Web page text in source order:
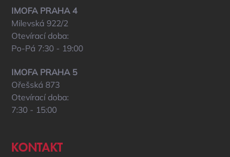
IMOFA PRAHA 4
Milevská 922/2
Otevírací doba:
Po-Pá 7:30 - 19:00
IMOFA PRAHA 5
Ořešská 873
Otevírací doba:
7:30 - 15:00
KONTAKT